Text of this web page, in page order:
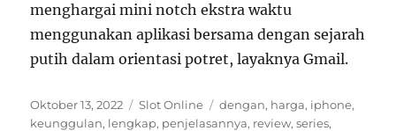
menghargai mini notch ekstra waktu
menggunakan aplikasi bersama dengan sejarah
putih dalam orientasi potret, layaknya Gmail.
Posted
on
Oktober 13, 2022 Categories
Slot Online Tags
dengan, harga, iphone,
keunggulan, lengkap, penjelasannya, review,series,